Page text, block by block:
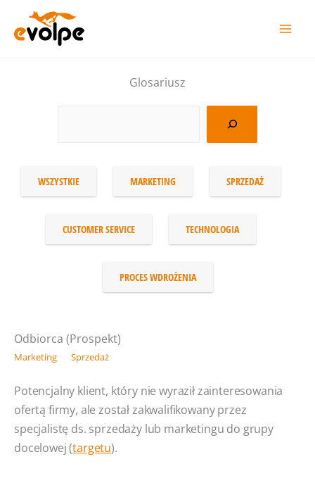
Przejdź
Glosariusz
WSZYSTKIE MARKETING SPRZEDAŻ
CUSTOMER SERVICE TECHNOLOGIA
PROCES WDROŻENIA
Odbiorca (Prospekt)
Marketing Sprzedaż
Potencjalny klient, który nie wyraził zainteresowania
ofertą firmy, ale został zakwalifikowany przez
specjalistę ds. sprzedaży lub marketingu do grupy
docelowej (targetu).